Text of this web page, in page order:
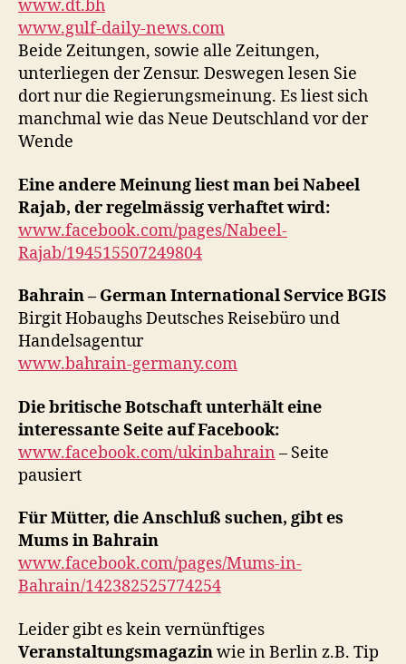
www.dt.bh
www.gulf-daily-news.com
Beide Zeitungen, sowie alle Zeitungen,
unterliegen der Zensur. Deswegen lesen Sie
dort nur die Regierungsmeinung. Es liest sich
manchmal wie das Neue Deutschland vor der
Wende
Eine andere Meinung liest man bei Nabeel
Rajab, der regelmässig verhaftet wird:
www.facebook.com/pages/Nabeel-
Rajab/194515507249804
Bahrain – German International Service BGIS
Birgit Hobaughs Deutsches Reisebüro und
Handelsagentur
www.bahrain-germany.com
Die britische Botschaft unterhält eine
interessante Seite auf Facebook:
www.facebook.com/ukinbahrain – Seite
pausiert
Für Mütter, die Anschluß suchen, gibt es
Mums in Bahrain
www.facebook.com/pages/Mums-in-
Bahrain/142382525774254
Leider gibt es kein vernünftiges
Veranstaltungsmagazinwie in Berlin z.B. Tip